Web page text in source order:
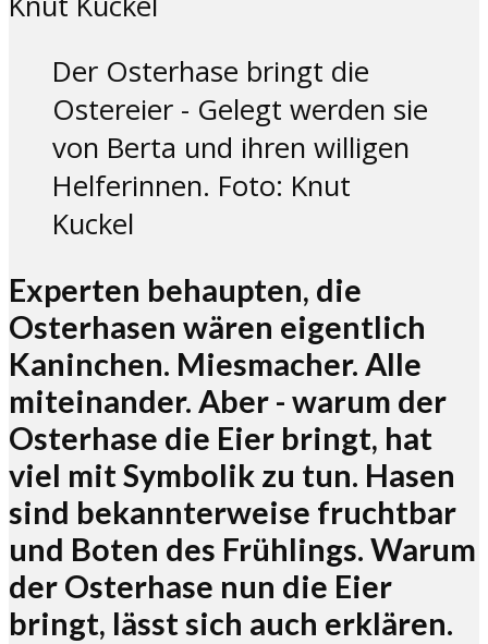
Der Osterhase bringt die
Ostereier - Gelegt werden sie
von Berta und ihren willigen
Helferinnen. Foto: Knut
Kuckel
Experten behaupten, die
Osterhasen wären eigentlich
Kaninchen. Miesmacher. Alle
miteinander. Aber - warum der
Osterhase die Eier bringt, hat
viel mit Symbolik zu tun. Hasen
sind bekannterweise fruchtbar
und Boten des Frühlings. Warum
der Osterhase nun die Eier
bringt, lässt sich auch erklären.